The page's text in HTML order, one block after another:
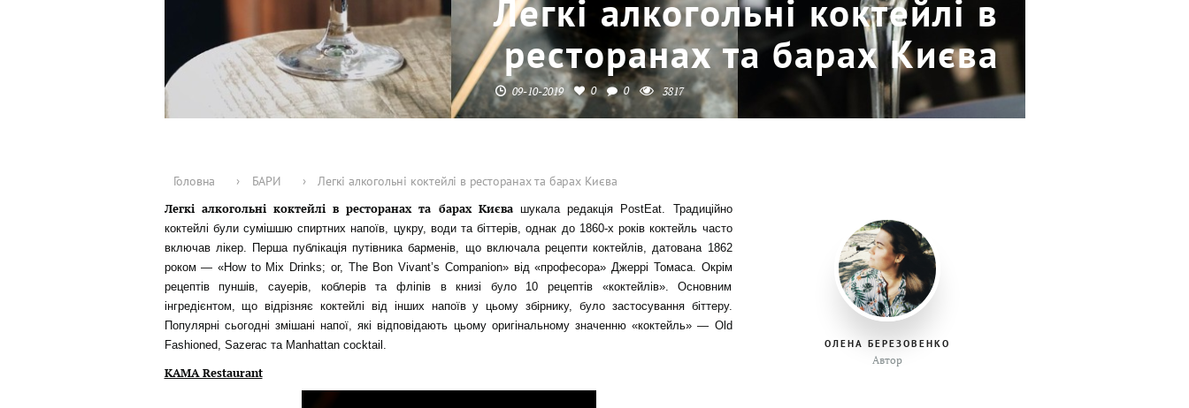
Легкі алкогольні коктейлі в
ресторанах та барах Києва
09-10-2019 0 0 3817
Головна › БАРИ ›
Легкі алкогольні коктейлі в ресторанах та барах Києва
Легкі алкогольні коктейлі в ресторанах та барах Києва шукала редакція PostEat. Традиційно
коктейлі були сумішшю спиртних напоїв, цукру, води та біттерів, однак до 1860-х років коктейль часто
включав лікер. Перша публікація путівника барменів, що включала рецепти коктейлів, датована 1862
роком — «How to Mix Drinks; or, The Bon Vivant’s Companion» від «професора» Джеррі Томаса. Окрім
рецептів пуншів, сауерів, коблерів та фліпів в книзі було 10 рецептів «коктейлів». Основним
інгредієнтом, що відрізняє коктейлі від інших напоїв у цьому збірнику, було застосування біттеру.
Популярні сьогодні змішані напої, які відповідають цьому оригінальному значенню «коктейль» — Old
Fashioned, Sazerac та Manhattan cocktail.
KAMA Restaurant
ОЛЕНА БЕРЕЗОВЕНКО
Автор